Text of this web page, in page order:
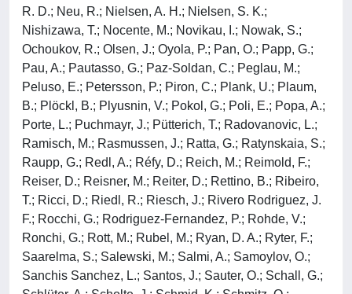
R. D.; Neu, R.; Nielsen, A. H.; Nielsen, S. K.;
Nishizawa, T.; Nocente, M.; Novikau, I.; Nowak, S.;
Ochoukov, R.; Olsen, J.; Oyola, P.; Pan, O.; Papp, G.;
Pau, A.; Pautasso, G.; Paz-Soldan, C.; Peglau, M.;
Peluso, E.; Petersson, P.; Piron, C.; Plank, U.; Plaum,
B.; Plöckl, B.; Plyusnin, V.; Pokol, G.; Poli, E.; Popa, A.;
Porte, L.; Puchmayr, J.; Pütterich, T.; Radovanovic, L.;
Ramisch, M.; Rasmussen, J.; Ratta, G.; Ratynskaia, S.;
Raupp, G.; Redl, A.; Réfy, D.; Reich, M.; Reimold, F.;
Reiser, D.; Reisner, M.; Reiter, D.; Rettino, B.; Ribeiro,
T.; Ricci, D.; Riedl, R.; Riesch, J.; Rivero Rodriguez, J.
F.; Rocchi, G.; Rodriguez-Fernandez, P.; Rohde, V.;
Ronchi, G.; Rott, M.; Rubel, M.; Ryan, D. A.; Ryter, F.;
Saarelma, S.; Salewski, M.; Salmi, A.; Samoylov, O.;
Sanchis Sanchez, L.; Santos, J.; Sauter, O.; Schall, G.;